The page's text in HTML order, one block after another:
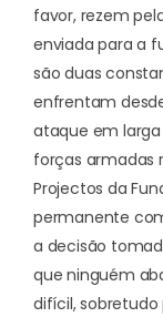
favor, rezem
enviada para a
são duas
enfrentam
ataque em
forças armadas
Projectos da
permanente
a decisão
que ninguém
difícil,